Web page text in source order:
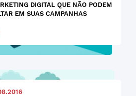
DIGITAL QUE NÃO PODEM
EM SUAS CAMPANHAS